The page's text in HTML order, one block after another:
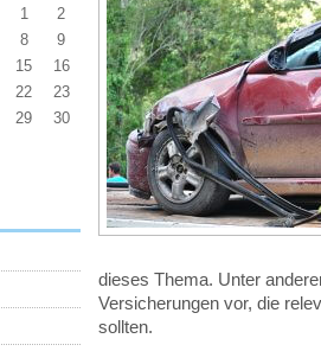
dieses Thema. Unter
Versicherungen vor, die
sollten.
1
2
8
9
15
16
22
23
29
30